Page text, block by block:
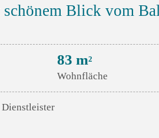
Blick vom
83 m2
Wohnfläche